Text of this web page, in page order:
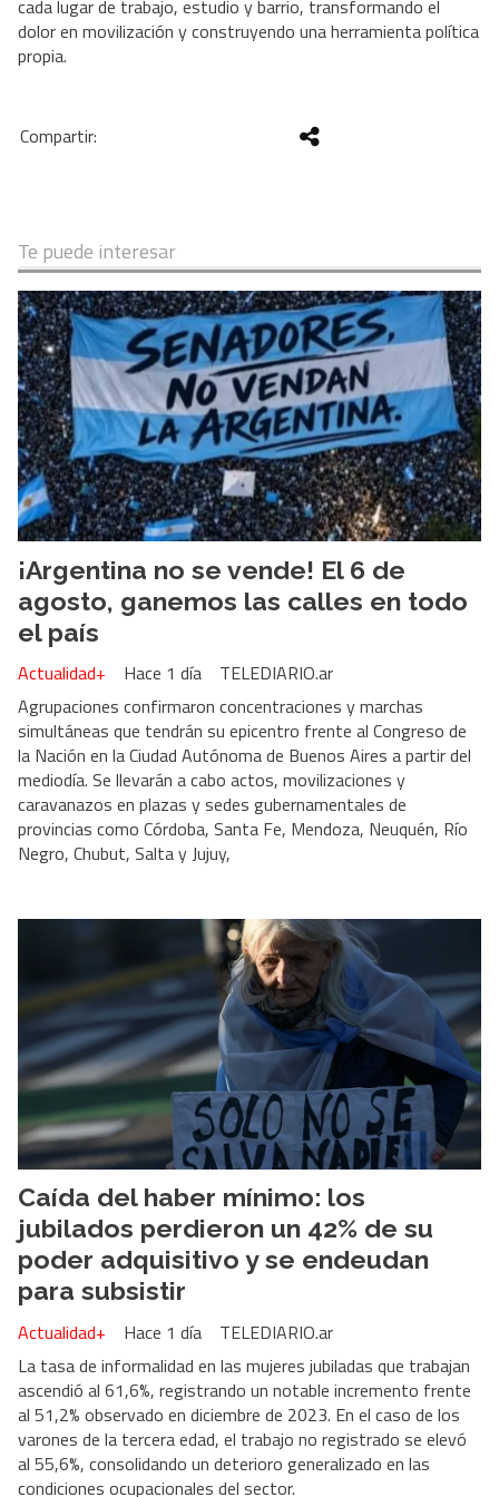
cada lugar de trabajo, estudio y barrio, transformando el
dolor en movilización y construyendo una herramienta política
propia.
Te puede interesar
¡Argentina no se vende! El 6 de
agosto, ganemos las calles en todo
el país
TELEDIARIO.ar
Actualidad+
Hace 1 día
Agrupaciones confirmaron concentraciones y marchas
simultáneas que tendrán su epicentro frente al Congreso de
la Nación en la Ciudad Autónoma de Buenos Aires a partir del
mediodía. Se llevarán a cabo actos, movilizaciones y
caravanazos en plazas y sedes gubernamentales de
provincias como Córdoba, Santa Fe, Mendoza, Neuquén, Río
Negro, Chubut, Salta y Jujuy,
Caída del haber mínimo: los
jubilados perdieron un 42% de su
poder adquisitivo y se endeudan
para subsistir
TELEDIARIO.ar
Actualidad+
Hace 1 día
La tasa de informalidad en las mujeres jubiladas que trabajan
ascendió al 61,6%, registrando un notable incremento frente
al 51,2% observado en diciembre de 2023. En el caso de los
varones de la tercera edad, el trabajo no registrado se elevó
al 55,6%, consolidando un deterioro generalizado en las
condiciones ocupacionales del sector.